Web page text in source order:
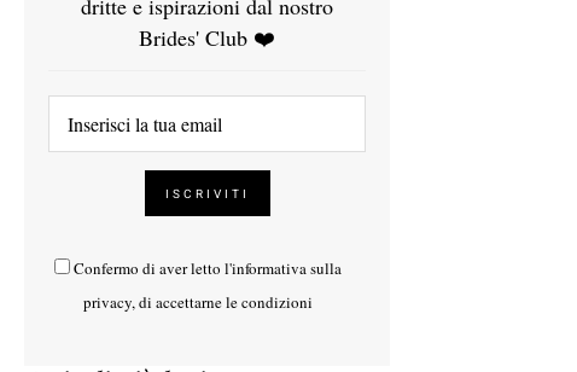
Brides' Club ❤️
Confermo di aver letto l'informativa sulla
privacy, di accettarne le condizioni